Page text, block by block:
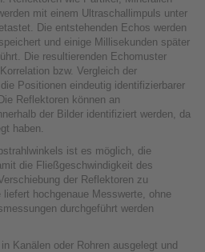
mit einem Ultraschallimpuls unter
Die entstehenden Echos werden
und einige Millisekunden später
Die resultierenden Echomuster
bzw. Vergleich der
Positionen eindeutig identifizierbarer
Reflektoren können an
der Bilder identifiziert werden, da
haben.
ist es möglich, die
die Fließgeschwindigkeit des
der Reflektoren zu
hochgenaue Messwerte, ohne
durchgeführt werden
Kanälen oder Rohren ausgelegt und